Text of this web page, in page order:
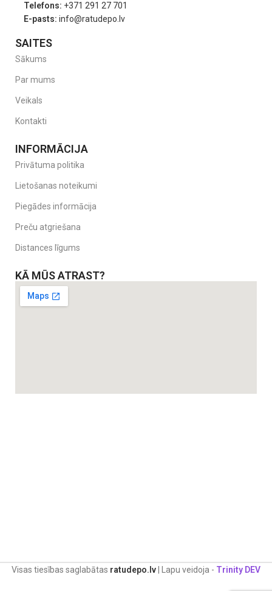
Telefons: +371 291 27 701
E-pasts: info@ratudepo.lv
SAITES
Sākums
Par mums
Veikals
Kontakti
INFORMĀCIJA
Privātuma politika
Lietošanas noteikumi
Piegādes informācija
Preču atgriešana
Distances līgums
KĀ MŪS ATRAST?
Visas tiesības saglabātas ratudepo.lv | Lapu veidoja - Trinity DEV